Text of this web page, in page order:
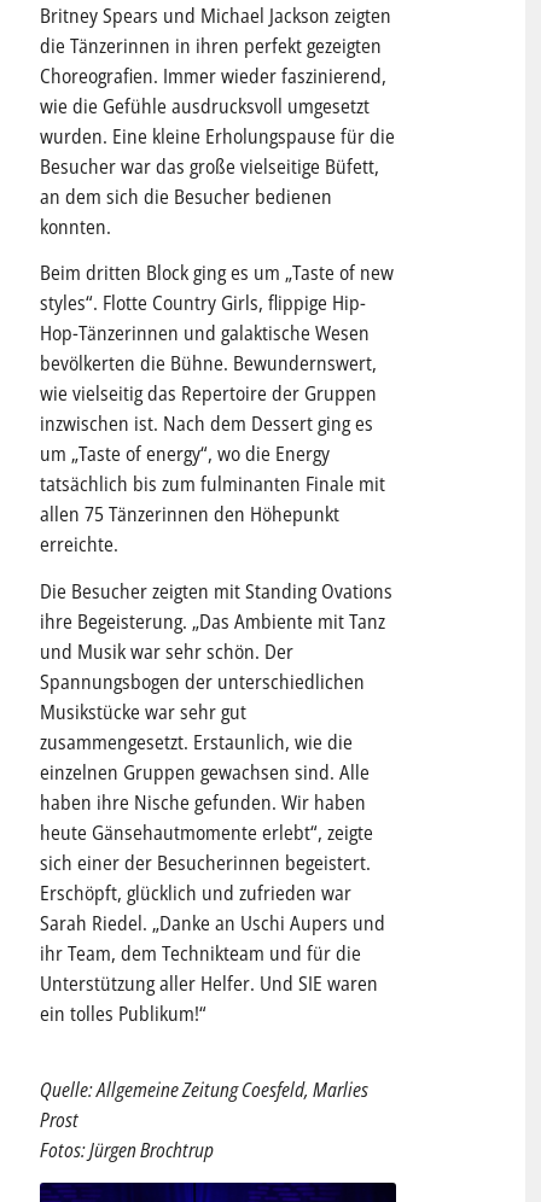
Britney Spears und Michael Jackson zeigten
die Tänzerinnen in ihren perfekt gezeigten
Choreografien. Immer wieder faszinierend,
wie die Gefühle ausdrucksvoll umgesetzt
wurden. Eine kleine Erholungspause für die
Besucher war das große vielseitige Büfett,
an dem sich die Besucher bedienen
konnten.
Beim dritten Block ging es um „Taste of new
styles“. Flotte Country Girls, flippige Hip-
Hop-Tänzerinnen und galaktische Wesen
bevölkerten die Bühne. Bewundernswert,
wie vielseitig das Repertoire der Gruppen
inzwischen ist. Nach dem Dessert ging es
um „Taste of energy“, wo die Energy
tatsächlich bis zum fulminanten Finale mit
allen 75 Tänzerinnen den Höhepunkt
erreichte.
Die Besucher zeigten mit Standing Ovations
ihre Begeisterung. „Das Ambiente mit Tanz
und Musik war sehr schön. Der
Spannungsbogen der unterschiedlichen
Musikstücke war sehr gut
zusammengesetzt. Erstaunlich, wie die
einzelnen Gruppen gewachsen sind. Alle
haben ihre Nische gefunden. Wir haben
heute Gänsehautmomente erlebt“, zeigte
sich einer der Besucherinnen begeistert.
Erschöpft, glücklich und zufrieden war
Sarah Riedel. „Danke an Uschi Aupers und
ihr Team, dem Technikteam und für die
Unterstützung aller Helfer. Und SIE waren
ein tolles Publikum!“
Quelle: Allgemeine Zeitung Coesfeld, Marlies
Prost
Fotos: Jürgen Brochtrup